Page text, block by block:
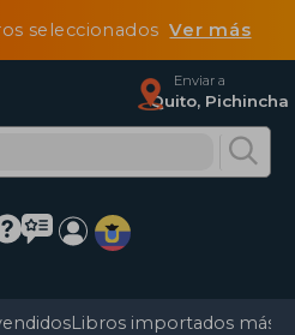
seleccionadosVer más
Enviar a
Quito, Pichincha
Libros importados más